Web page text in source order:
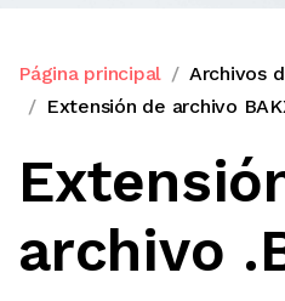
Página principal
Archivos
Extensión de archivo
archivo